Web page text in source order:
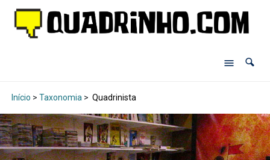
Início > Taxonomia > Quadrinista